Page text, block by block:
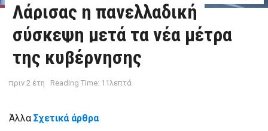
Λάρισας η πανελλαδική
σύσκεψη μετά τα νέα μέτρα
της κυβέρνησης
πριν 2 έτη Reading Time: 11λεπτά
Άλλα Σχετικά άρθρα